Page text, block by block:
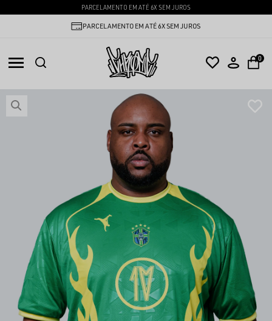
PARCELAMENTO EM ATÉ 6X SEM JUROS
PARCELAMENTO EM ATÉ 6X SEM JUROS
0